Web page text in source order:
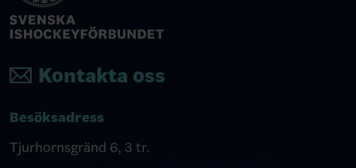
Kontakta oss
Besöksadress
Tjurhornsgränd 6, 3 tr.